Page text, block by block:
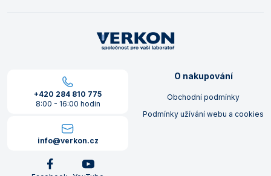
+420 284 810 775
8:00 - 16:00 hodin
info@verkon.cz
O nakupování
Obchodní podmínky
Podmínky užívání webu a cookies